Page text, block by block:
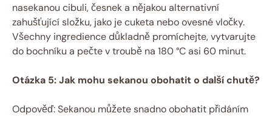
nasekanou cibuli, česnek a nějakou alternativní
zahušťující složku, jako je cuketa nebo ovesné vločky.
Všechny ingredience důkladně promíchejte, vytvarujte
do bochníku a pečte v troubě na 180 °C asi 60 minut.
Otázka 5: Jak mohu sekanou obohatit o další chutě?
Odpověď: Sekanou můžete snadno obohatit přidáním